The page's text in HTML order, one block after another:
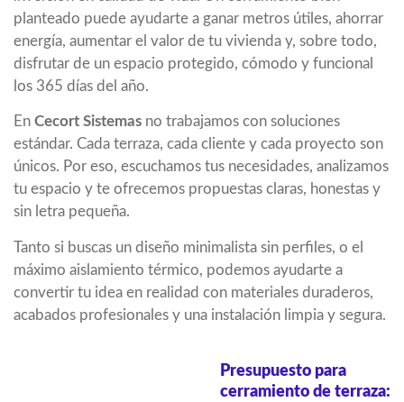
planteado puede ayudarte a ganar metros útiles, ahorrar
energía, aumentar el valor de tu vivienda y, sobre todo,
disfrutar de un espacio protegido, cómodo y funcional
los 365 días del año.
En Cecort Sistemas no trabajamos con soluciones
estándar. Cada terraza, cada cliente y cada proyecto son
únicos. Por eso, escuchamos tus necesidades, analizamos
tu espacio y te ofrecemos propuestas claras, honestas y
sin letra pequeña.
Tanto si buscas un diseño minimalista sin perfiles, o el
máximo aislamiento térmico, podemos ayudarte a
convertir tu idea en realidad con materiales duraderos,
acabados profesionales y una instalación limpia y segura.
Presupuesto para
cerramiento de terraza: